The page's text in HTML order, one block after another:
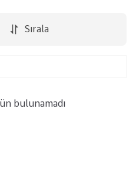
Sırala
bulunamadı